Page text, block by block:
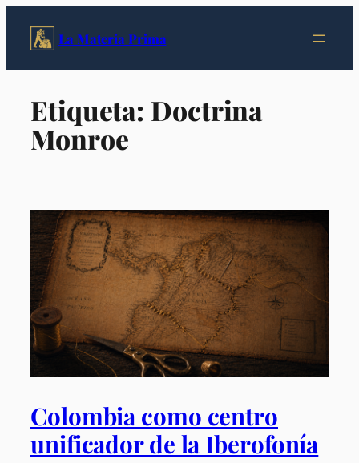
La Materia Prima
Etiqueta: Doctrina
Monroe
Colombia como centro
unificador de la Iberofonía